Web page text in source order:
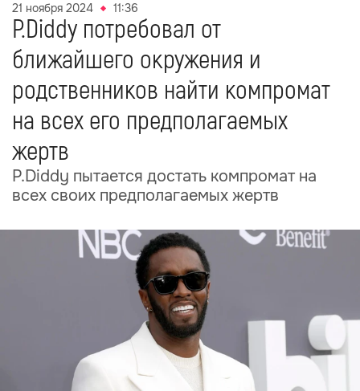
21 ноября 2024 11:36
P.Diddy потребовал от
ближайшего окружения и
родственников найти компромат
на всех его предполагаемых
жертв
P.Diddy пытается достать компромат на
всех своих предполагаемых жертв